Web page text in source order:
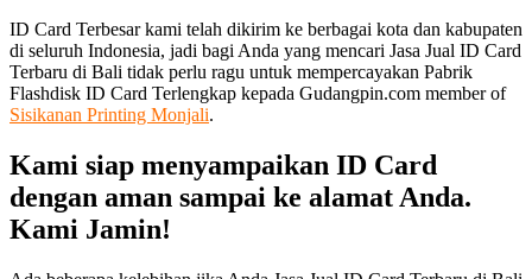
ID Card Terbesar kami telah dikirim ke berbagai kota dan kabupaten
di seluruh Indonesia, jadi bagi Anda yang mencari Jasa Jual ID Card
Terbaru di Bali tidak perlu ragu untuk mempercayakan Pabrik
Flashdisk ID Card Terlengkap kepada Gudangpin.com member of
Sisikanan Printing Monjali.
Kami siap menyampaikan ID Card
dengan aman sampai ke alamat Anda.
Kami Jamin!